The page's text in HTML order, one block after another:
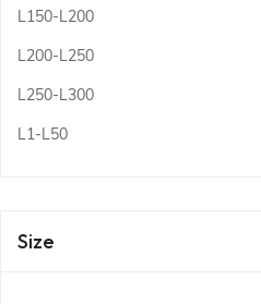
L150-L200
L200-L250
L250-L300
L1-L50
Size